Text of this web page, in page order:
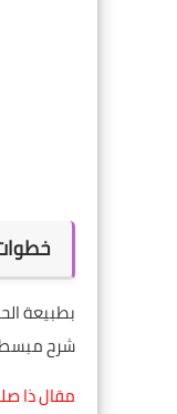
بطبيعة
شرح
مقال ذا